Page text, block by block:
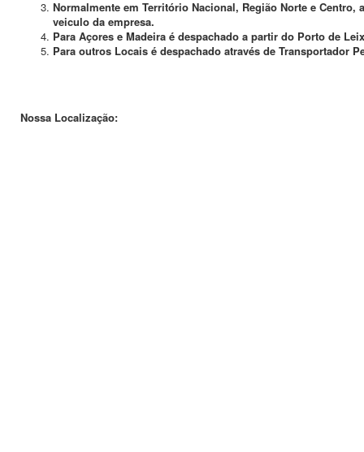
Normalmente em Território Nacional, Região Norte e Centro,
veiculo da empresa.
Para Açores e Madeira é despachado a partir do Porto de
Para outros Locais é despachado através de Transportador
Nossa Localização: